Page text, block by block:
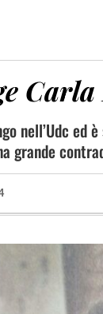
nell’Udc
grande